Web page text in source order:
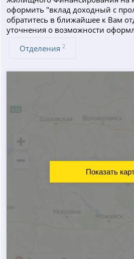
оформить "вклад доходный с
обратитесь в ближайшее к Вам
уточнения о возможности
Отделения2
Показать